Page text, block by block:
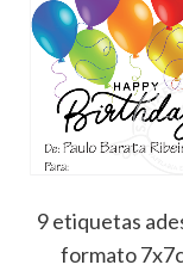
9 etiquetas
formato